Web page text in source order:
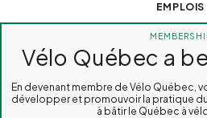
EMPLOIS
WEB :
PAR DESIGN,